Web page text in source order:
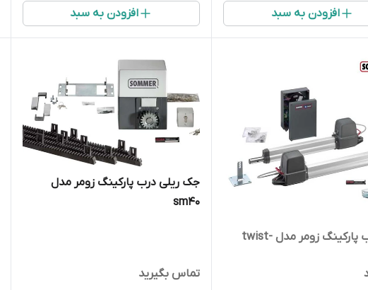
افزودن به سبد افزودن به سبد
جک درب پارکینگ زومر مدل twist-
جک ریلی درب پارکینگ زومر مدل
sm40
تماس بگیرید